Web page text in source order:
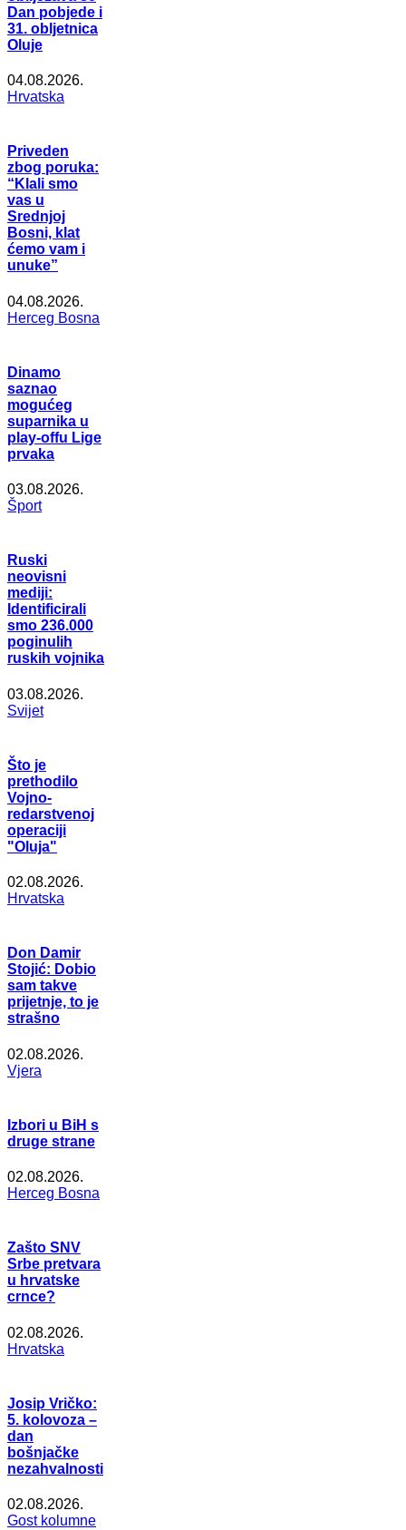
Dan pobjede i
31. obljetnica
Oluje
04.08.2026.
Hrvatska
Priveden
zbog poruka:
“Klali smo
vas u
Srednjoj
Bosni, klat
ćemo vam i
unuke”
04.08.2026.
Herceg Bosna
Dinamo
saznao
mogućeg
suparnika u
play-offu Lige
prvaka
03.08.2026.
Šport
Ruski
neovisni
mediji:
Identificirali
smo 236.000
poginulih
ruskih vojnika
03.08.2026.
Svijet
Što je
prethodilo
Vojno-
redarstvenoj
operaciji
"Oluja"
02.08.2026.
Hrvatska
Don Damir
Stojić: Dobio
sam takve
prijetnje, to je
strašno
02.08.2026.
Vjera
Izbori u BiH s
druge strane
02.08.2026.
Herceg Bosna
Zašto SNV
Srbe pretvara
u hrvatske
crnce?
02.08.2026.
Hrvatska
Josip Vričko:
5. kolovoza –
dan
bošnjačke
nezahvalnosti
02.08.2026.
Gost kolumne